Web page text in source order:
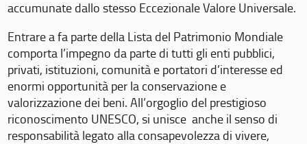
accumunate dallo stesso Eccezionale Valore Universale.
Entrare a fa parte della Lista del Patrimonio Mondiale
comporta l’impegno da parte di tutti gli enti pubblici,
privati, istituzioni, comunità e portatori d’interesse ed
enormi opportunità per la conservazione e
valorizzazione dei beni. All’orgoglio del prestigioso
riconoscimento UNESCO, si unisce anche il senso di
responsabilità legato alla consapevolezza di vivere,